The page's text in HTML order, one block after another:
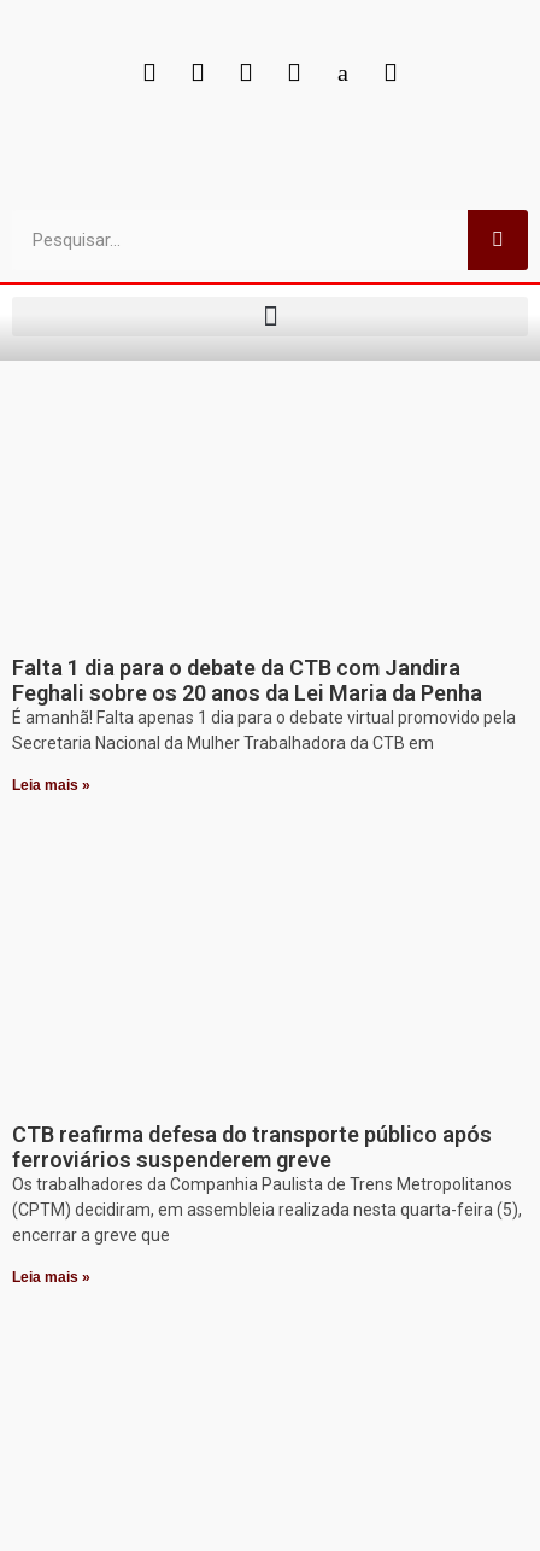
Falta 1 dia para o debate da CTB com Jandira
Feghali sobre os 20 anos da Lei Maria da Penha
É amanhã! Falta apenas 1 dia para o debate virtual promovido pela
Secretaria Nacional da Mulher Trabalhadora da CTB em
Leia mais »
CTB reafirma defesa do transporte público após
ferroviários suspenderem greve
Os trabalhadores da Companhia Paulista de Trens Metropolitanos
(CPTM) decidiram, em assembleia realizada nesta quarta-feira (5),
encerrar a greve que
Leia mais »